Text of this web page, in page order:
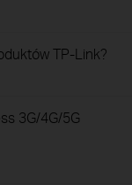
TP-Link?
3G/4G/5G